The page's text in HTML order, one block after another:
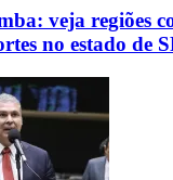
veja regiões
no estado de